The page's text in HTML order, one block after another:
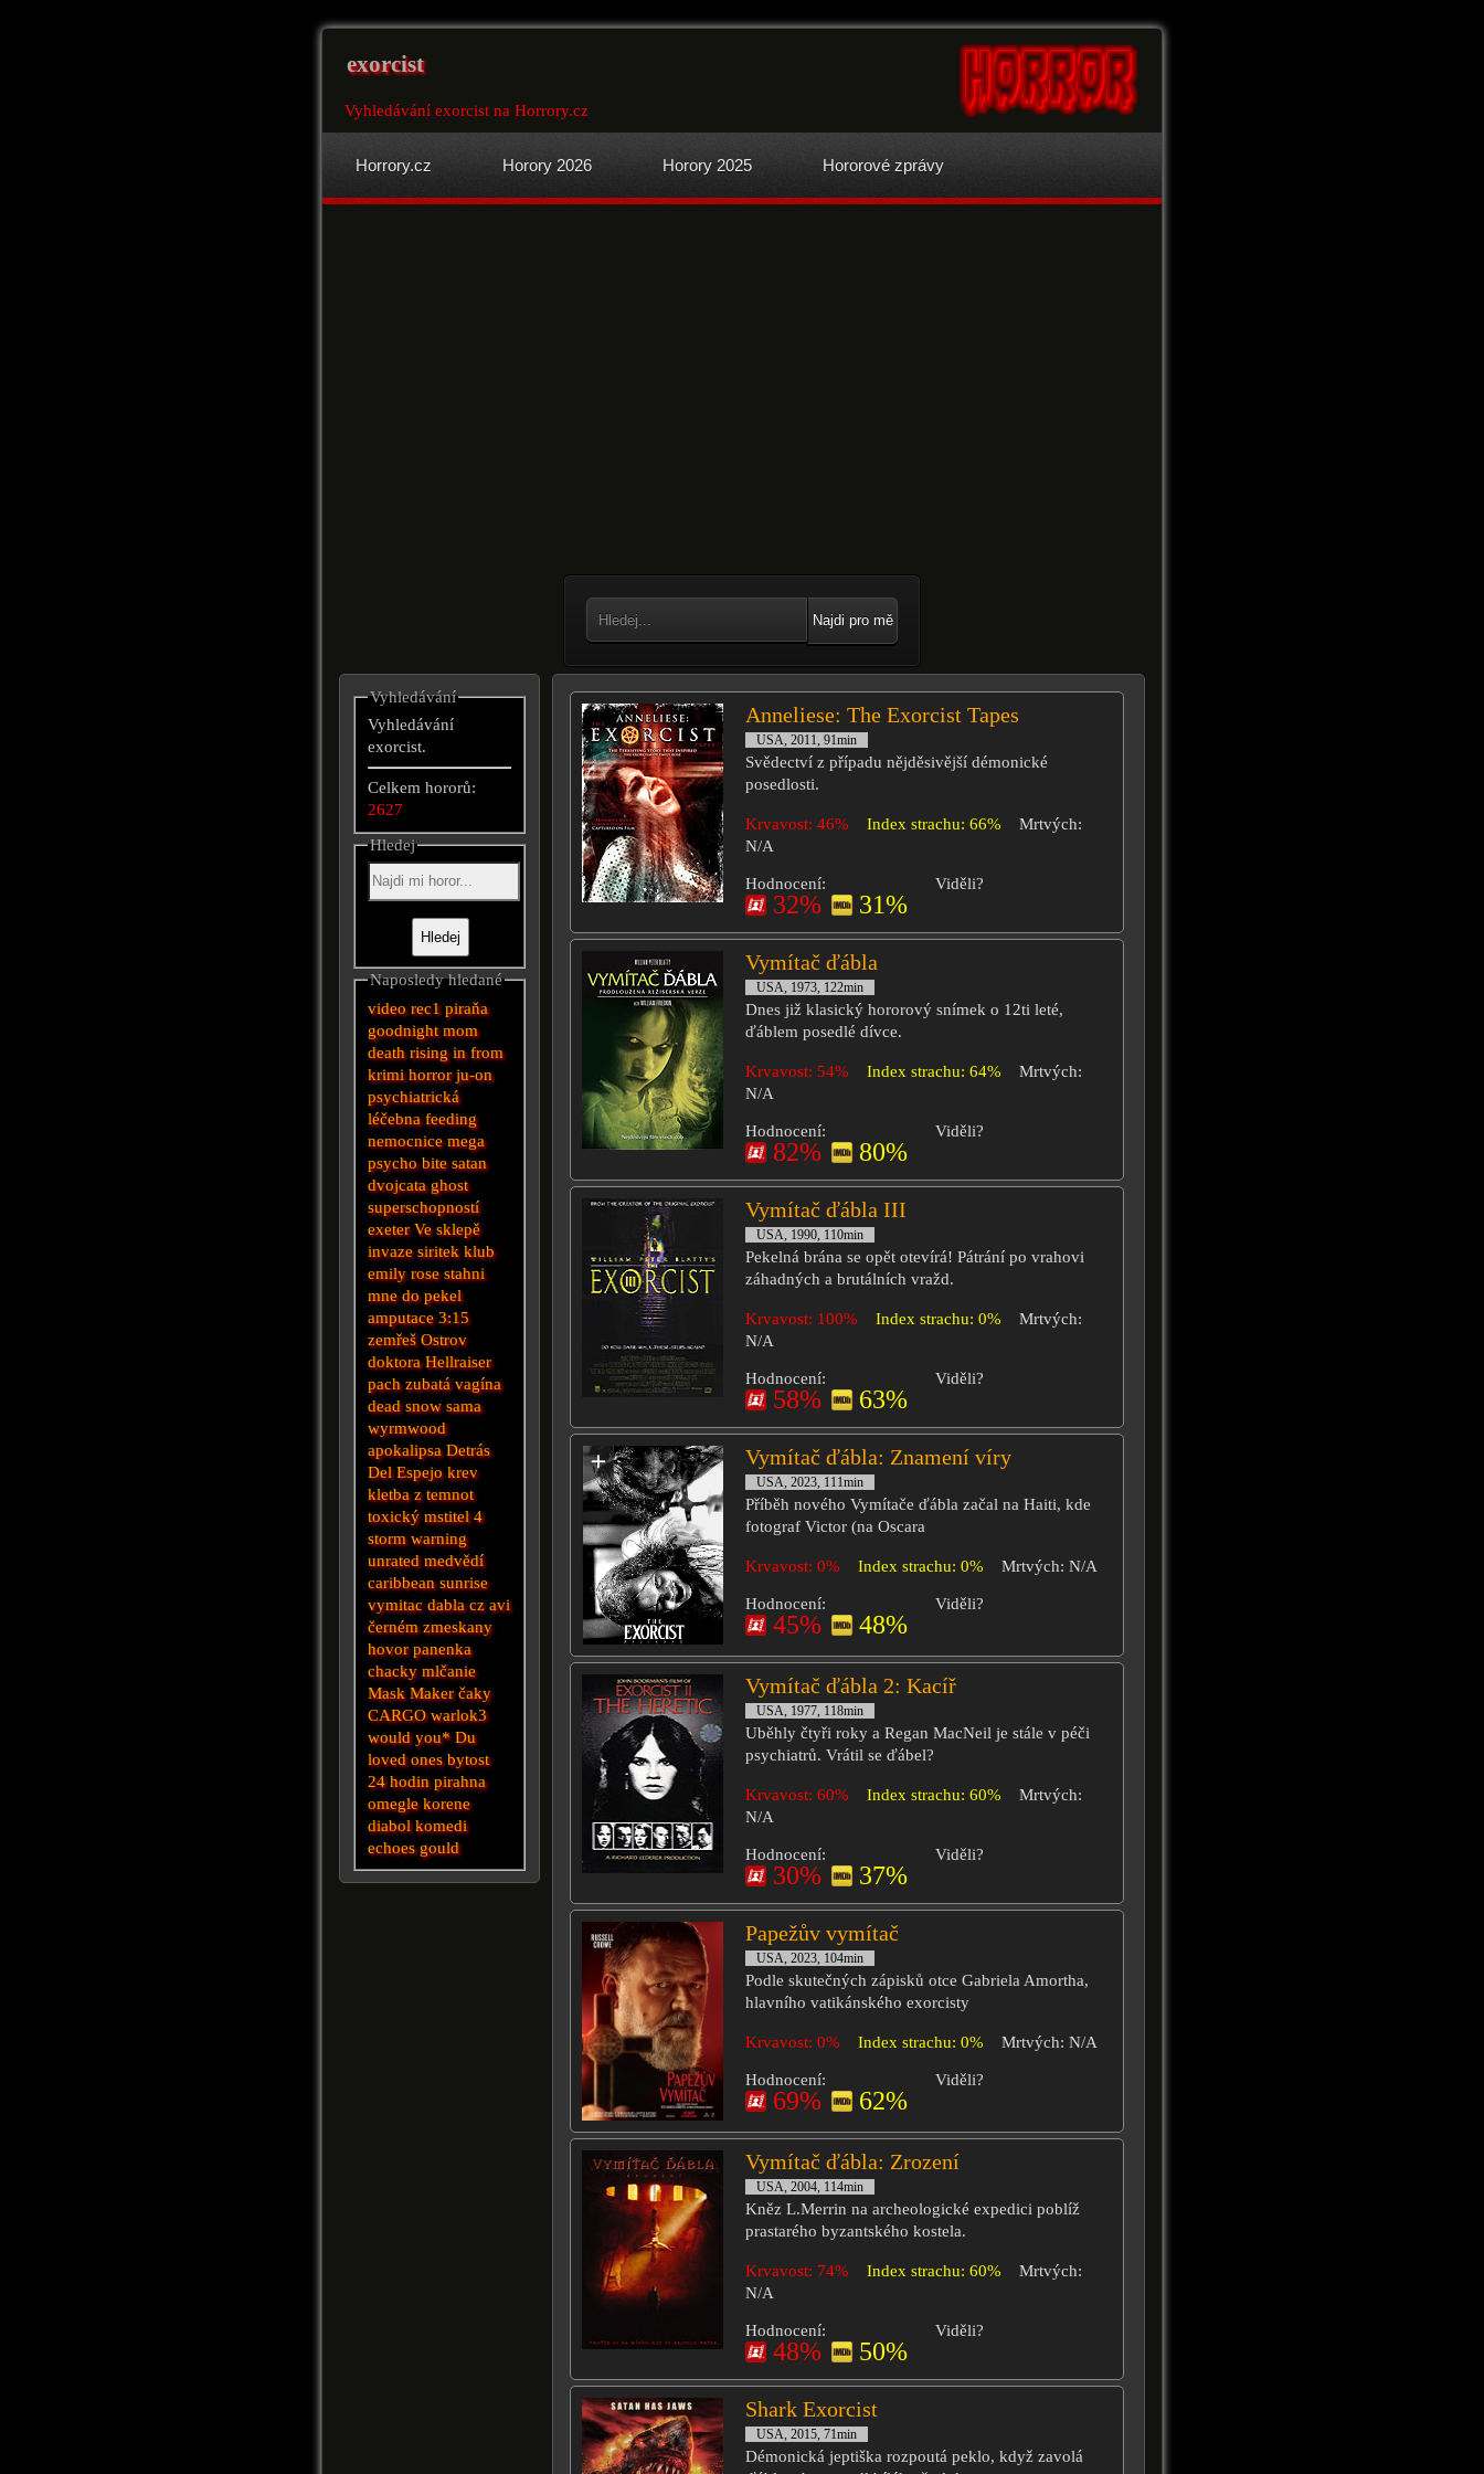
exorcist
Vyhledávání exorcist na Horrory.cz
Horrory.cz Horory 2026 Horory 2025 Hororové zprávy
Najdi pro mě
Anneliese: The Exorcist Tapes
USA, 2011, 91min
Svědectví z případu nějděsivější démonické
posedlosti.
Krvavost: 46% Index strachu: 66%
Mrtvých:
N/A
Hodnocení:
32% 31%
Viděli?
Vymítač ďábla
USA, 1973, 122min
Dnes již klasický hororový snímek o 12ti leté,
ďáblem posedlé dívce.
Krvavost: 54% Index strachu: 64%
Mrtvých:
N/A
Hodnocení:
82% 80%
Viděli?
Vymítač ďábla III
USA, 1990, 110min
Pekelná brána se opět otevírá! Pátrání po vrahovi
záhadných a brutálních vražd.
Krvavost: 100% Index strachu: 0%
Mrtvých:
N/A
Hodnocení:
58% 63%
Viděli?
Vymítač ďábla: Znamení víry
USA, 2023, 111min
Příběh nového Vymítače ďábla začal na Haiti, kde
fotograf Victor (na Oscara
Krvavost: 0% Index strachu: 0% Mrtvých: N/A
Hodnocení:
45% 48%
Viděli?
Vymítač ďábla 2: Kacíř
USA, 1977, 118min
Uběhly čtyři roky a Regan MacNeil je stále v péči
psychiatrů. Vrátil se ďábel?
Krvavost: 60% Index strachu: 60%
Mrtvých:
N/A
Hodnocení:
30% 37%
Viděli?
Papežův vymítač
USA, 2023, 104min
Podle skutečných zápisků otce Gabriela Amortha,
hlavního vatikánského exorcisty
Krvavost: 0% Index strachu: 0% Mrtvých: N/A
Hodnocení:
69% 62%
Viděli?
Vymítač ďábla: Zrození
USA, 2004, 114min
Kněz L.Merrin na archeologické expedici poblíž
prastarého byzantského kostela.
Krvavost: 74% Index strachu: 60%
Mrtvých:
N/A
Hodnocení:
48% 50%
Viděli?
Shark Exorcist
USA, 2015, 71min
Démonická jeptiška rozpoutá peklo, když zavolá
Vyhledávání
Vyhledávání
exorcist.
Celkem hororů:
2627
Hledej
Naposledy hledané
video rec1 piraňa
goodnight mom
death rising in from
krimi horror ju-on
psychiatrická
léčebna feeding
nemocnice mega
psycho bite satan
dvojcata ghost
superschopností
exeter Ve sklepě
invaze siritek klub
emily rose stahni
mne do pekel
amputace 3:15
zemřeš Ostrov
doktora Hellraiser
pach zubatá vagína
dead snow sama
wyrmwood
apokalipsa Detrás
Del Espejokrev
kletba z temnot
toxický mstitel 4
storm warning
unrated medvědí
caribbean sunrise
vymitac dabla cz avi
černém zmeskany
hovor panenka
chacky mlčanie
Mask Maker čaky
CARGO warlok3
would you* Du
loved ones bytost
24 hodin pirahna
omegle korene
diabol komedi
echoes gould